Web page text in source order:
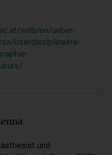
web/en/ueber-
interdisziplinaere-
und